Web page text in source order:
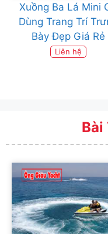
Xuồng Ba Lá Mini
Dùng Trang Trí
Bày Đẹp Giá Rẻ
Liên hệ
Bài